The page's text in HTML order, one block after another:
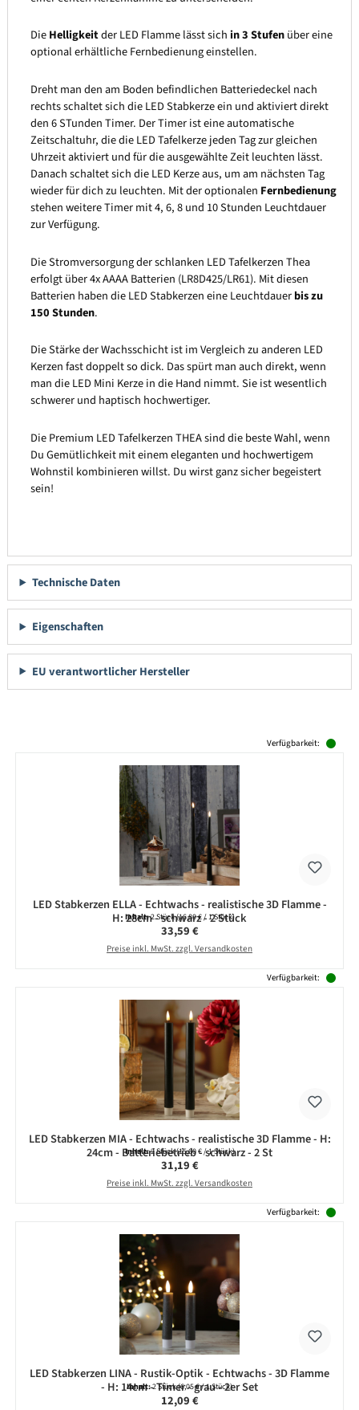
DieHelligkeitder LED Flamme lässt sichin 3 Stufenüber eine
optional erhältliche Fernbedienung einstellen.
Dreht man den am Boden befindlichen Batteriedeckel nach
rechts schaltet sich die LED Stabkerze ein und aktiviert direkt
den 6 STunden Timer. Der Timer ist eine automatische
Zeitschaltuhr, die die LED Tafelkerze jeden Tag zur gleichen
Uhrzeit aktiviert und für die ausgewählte Zeit leuchten lässt.
Danach schaltet sich die LED Kerze aus, um am nächsten Tag
wieder für dich zu leuchten. Mit der optionalen Fernbedienung
stehen weitere Timer mit 4, 6, 8 und 10 Stunden Leuchtdauer
zur Verfügung.
Die Stromversorgung der schlanken LED Tafelkerzen Thea
erfolgt über 4x AAAA Batterien (LR8D425/LR61). Mit diesen
Batterien haben die LED Stabkerzen eine Leuchtdauerbis zu
150 Stunden.
Die Stärke der Wachsschicht ist im Vergleich zu anderen LED
Kerzen fast doppelt so dick. Das spürt man auch direkt, wenn
man die LED Mini Kerze in die Hand nimmt. Sie ist wesentlich
schwerer und haptisch hochwertiger.
Die Premium LED Tafelkerzen THEA sind die beste Wahl, wenn
Du Gemütlichkeit mit einem eleganten und hochwertigem
Wohnstil kombinieren willst. Du wirst ganz sicher begeistert
sein!
Technische Daten
Eigenschaften
EU verantwortlicher Hersteller
Verfügbarkeit:
LED Stabkerzen ELLA - Echtwachs - realistische 3D Flamme -
H: 28cm - schwarz - 2 Stück
Inhalt:2 Stück(16,80 € / 1 Stück)
Regulärer Preis:
33,59 €
Preise inkl. MwSt. zzgl. Versandkosten
Verfügbarkeit:
LED Stabkerzen MIA - Echtwachs - realistische 3D Flamme - H:
24cm - Batteriebetrieb - schwarz - 2 St
Inhalt:2 Stück(15,60 € / 1 Stück)
Regulärer Preis:
31,19 €
Preise inkl. MwSt. zzgl. Versandkosten
Verfügbarkeit:
LED Stabkerzen LINA - Rustik-Optik - Echtwachs - 3D Flamme
- H: 14cm - Timer - grau - 2er Set
Inhalt:2 Stück(6,05 € / 1 Stück)
Regulärer Preis:
12,09 €